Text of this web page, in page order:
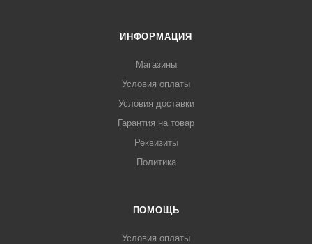
ИНФОРМАЦИЯ
Магазины
Условия оплаты
Условия доставки
Гарантия на товар
Реквизиты
Политика
ПОМОЩЬ
Условия оплаты